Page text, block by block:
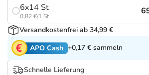
Tierapotheke
Vitamine & Mineralstoffe
Salus Deals
6x14 St
0,82 €/1 St
Versandkostenfrei ab 34,99 €
APO Cash +0,17 € sammeln
Schnelle Lieferung